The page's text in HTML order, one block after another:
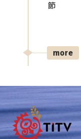
節
more